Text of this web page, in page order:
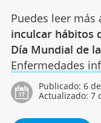
Puedes leer
inculcar hábitos
Día Mundial de
Enfermedades
Publicado: 6
Actualizado: 7